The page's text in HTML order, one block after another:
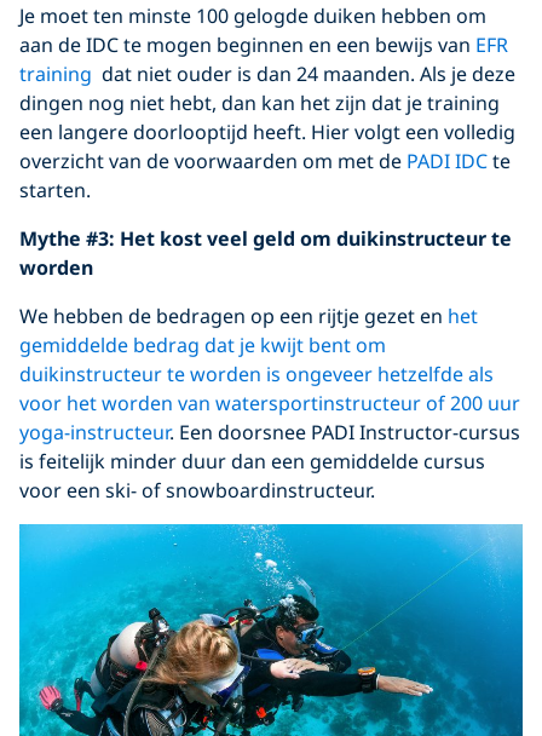
Je moet ten minste 100 gelogde duiken hebben om
aan de IDC te mogen beginnen en een bewijs van EFR
training dat niet ouder is dan 24 maanden. Als je deze
dingen nog niet hebt, dan kan het zijn dat je training
een langere doorlooptijd heeft. Hier volgt een volledig
overzicht van de voorwaarden om met de PADI IDCte
starten.
Mythe #3: Het kost veel geld om duikinstructeur te
worden
We hebben de bedragen op een rijtje gezet en het
gemiddelde bedrag dat je kwijt bent om
duikinstructeur te worden is ongeveer hetzelfde als
voor het worden van watersportinstructeur of 200 uur
yoga-instructeur. Een doorsnee PADI Instructor-cursus
is feitelijk minder duur dan een gemiddelde cursus
voor een ski- of snowboardinstructeur.